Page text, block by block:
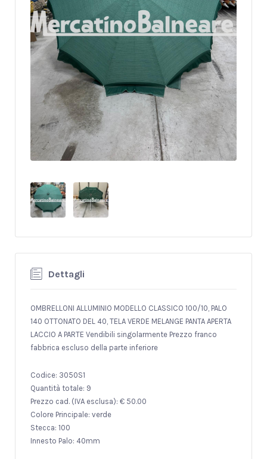
Dettagli
OMBRELLONI ALLUMINIO MODELLO CLASSICO 100/10, PALO
140 OTTONATO DEL 40, TELA VERDE MELANGE PANTA APERTA
LACCIO A PARTE Vendibili singolarmente Prezzo franco
fabbrica escluso della parte inferiore
Codice: 3050S1
Quantità totale: 9
Prezzo cad. (IVA esclusa): € 50.00
Colore Principale: verde
Stecca: 100
Innesto Palo: 40mm